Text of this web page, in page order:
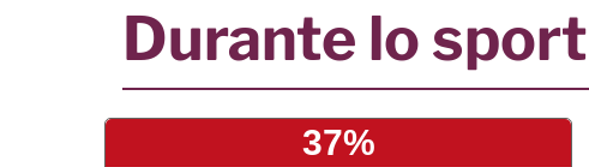
Durante lo sport
37%